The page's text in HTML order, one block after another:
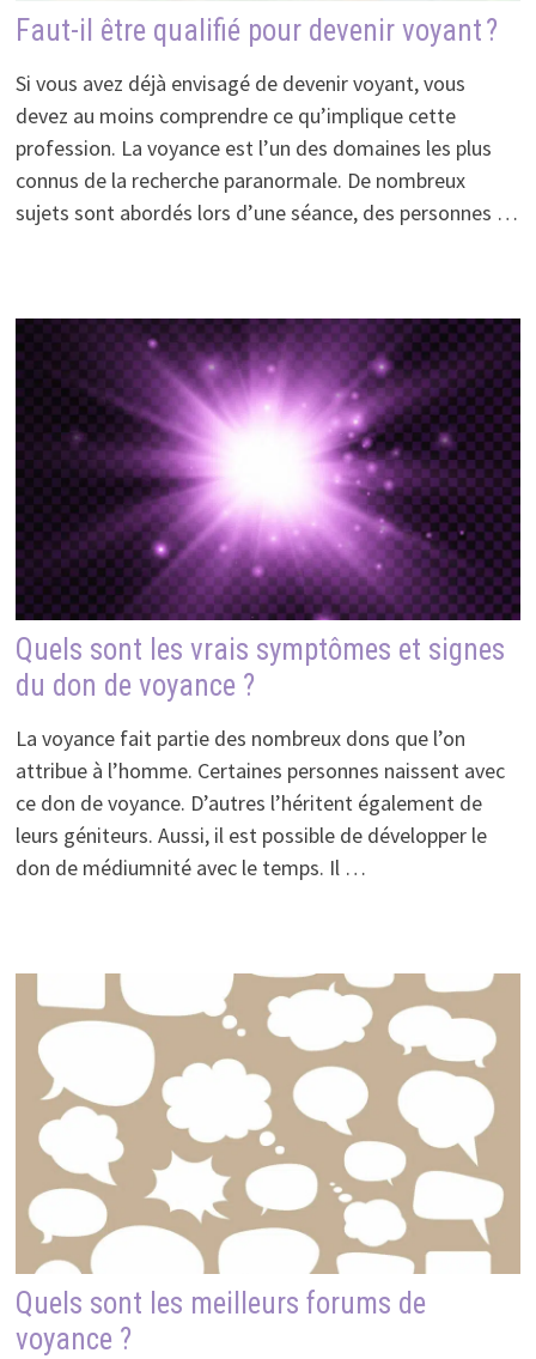
Faut-il être qualifié pour devenir voyant ?
Si vous avez déjà envisagé de devenir voyant, vous
devez au moins comprendre ce qu’implique cette
profession. La voyance est l’un des domaines les plus
connus de la recherche paranormale. De nombreux
sujets sont abordés lors d’une séance, des personnes …
Quels sont les vrais symptômes et signes
du don de voyance ?
La voyance fait partie des nombreux dons que l’on
attribue à l’homme. Certaines personnes naissent avec
ce don de voyance. D’autres l’héritent également de
leurs géniteurs. Aussi, il est possible de développer le
don de médiumnité avec le temps. Il …
Quels sont les meilleurs forums de
voyance ?